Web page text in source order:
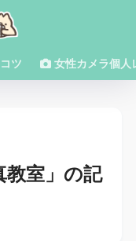
ツ 女性カメラ個人
教室」の記